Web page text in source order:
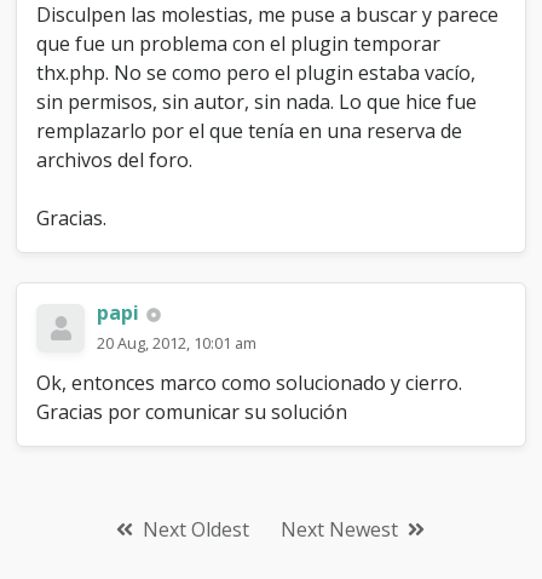
Disculpen las molestias, me puse a buscar y parece
que fue un problema con el plugin temporar
thx.php. No se como pero el plugin estaba vacío,
sin permisos, sin autor, sin nada. Lo que hice fue
remplazarlo por el que tenía en una reserva de
archivos del foro.
Gracias.
papi
20 Aug, 2012, 10:01 am
Ok, entonces marco como solucionado y cierro.
Gracias por comunicar su solución
Next Oldest Next Newest